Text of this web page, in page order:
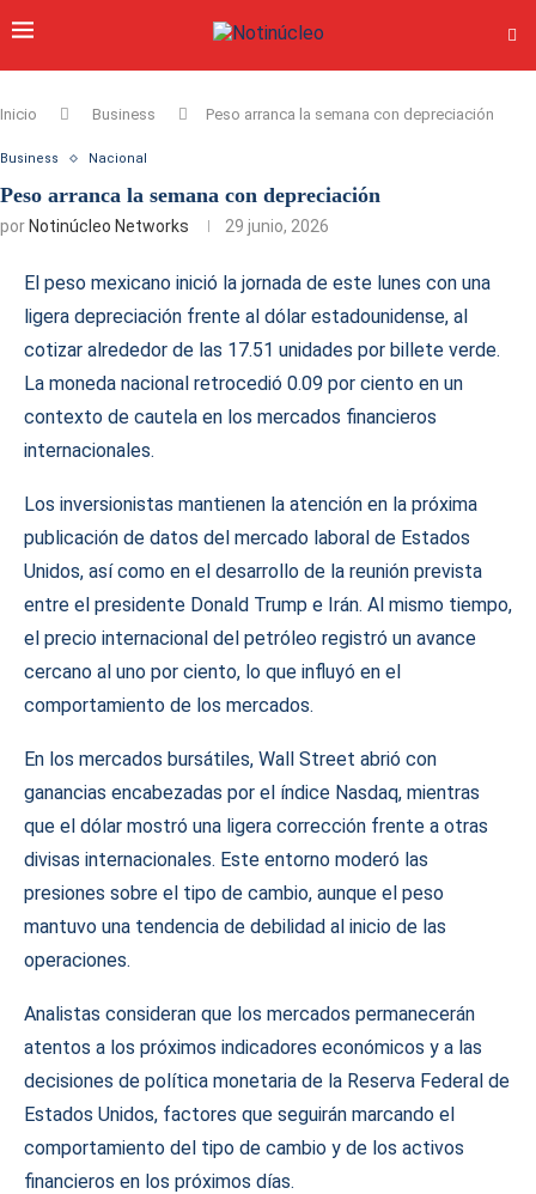
Inicio Business Peso arranca la semana con depreciación
Business Nacional
Peso arranca la semana con depreciación
por Notinúcleo Networks 29 junio, 2026
El peso mexicano inició la jornada de este lunes con una
ligera depreciación frente al dólar estadounidense, al
cotizar alrededor de las 17.51 unidades por billete verde.
La moneda nacional retrocedió 0.09 por ciento en un
contexto de cautela en los mercados financieros
internacionales.
Los inversionistas mantienen la atención en la próxima
publicación de datos del mercado laboral de Estados
Unidos, así como en el desarrollo de la reunión prevista
entre el presidente Donald Trump e Irán. Al mismo tiempo,
el precio internacional del petróleo registró un avance
cercano al uno por ciento, lo que influyó en el
comportamiento de los mercados.
En los mercados bursátiles, Wall Street abrió con
ganancias encabezadas por el índice Nasdaq, mientras
que el dólar mostró una ligera corrección frente a otras
divisas internacionales. Este entorno moderó las
presiones sobre el tipo de cambio, aunque el peso
mantuvo una tendencia de debilidad al inicio de las
operaciones.
Analistas consideran que los mercados permanecerán
atentos a los próximos indicadores económicos y a las
decisiones de política monetaria de la Reserva Federal de
Estados Unidos, factores que seguirán marcando el
comportamiento del tipo de cambio y de los activos
financieros en los próximos días.